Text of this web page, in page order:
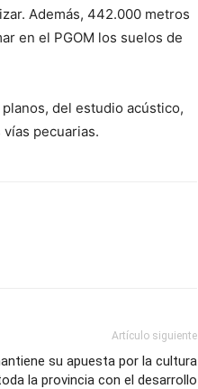
Además, 442.000 metros
en el PGOM los suelos de
del estudio acústico,
pecuarias.
Artículo siguiente
su apuesta por la cultura
la provincia con el desarrollo